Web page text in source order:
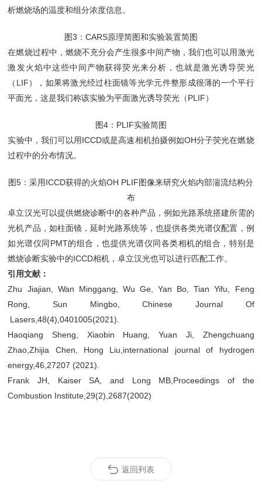
析燃烧场的温度和组分浓度信息。
图3：CARS原理简图和实验装置简图
在燃烧过程中，燃烧不充分会产生很多中间产物，我们也可以用激光
激发火焰中这些中间产物获得荧光来分析，也就是激光诱导荧光
（LIF），如果将激光经过柱面镜等光学元件整形成很薄的一个平行
平面光，这是我们称该实验为平面激光诱导荧光（PLIF）
图4：PLIF实验简图
实验中，我们可以用ICCD或是高速相机拍摄例如OH分子荧光在燃烧
过程中的分布情况。
图5：采用ICCD获得的火焰OH PLIF图像来研究火焰内部湍流结构分
布
卓立汉光可以提供燃烧诊断中的各种产品，例如光路系统搭建所需的
光机产品，如柱面镜，延时光路系统等，也提供各类光谱仪配置，例
如光谱仪同PMT的组合，也提供光谱仪同各类相机的组合，特别是
燃烧诊断实验中的ICCD相机，卓立汉光也可以进行匹配工作。
引用文献：
Zhu Jiajian, Wan Minggang, Wu Ge, Yan Bo, Tian Yifu, Feng
Rong, Sun Mingbo, Chinese Journal Of
Lasers,48(4),0401005(2021).
Haoqiang Sheng, Xiaobin Huang, Yuan Ji, Zhengchuang
Zhao,Zhijia Chen, Hong Liu,international journal of hydrogen
energy,46,27207 (2021).
Frank JH, Kaiser SA, and Long MB,Proceedings of the
Combustion Institute,29(2),2687(2002)
返回列表